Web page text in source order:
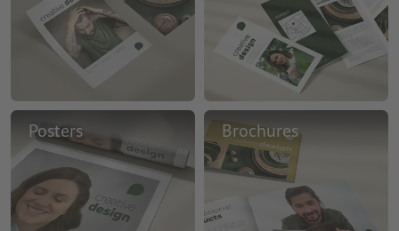
Posters Brochures